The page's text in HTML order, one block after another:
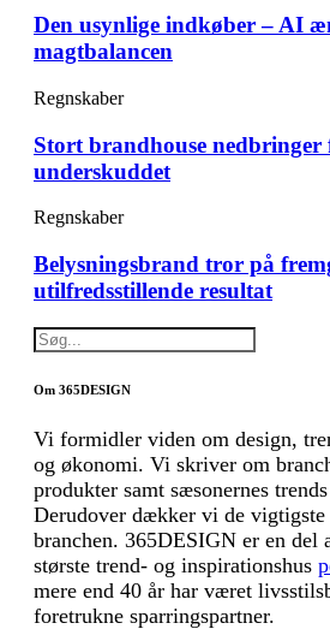
Den usynlige indkøber – AI
magtbalancen
Regnskaber
Stort brandhouse nedbringer
underskuddet
Regnskaber
Belysningsbrand tror på
utilfredsstillende resultat
Om 365DESIGN
Vi formidler viden om design,
og økonomi. Vi skriver om
produkter samt sæsonernes
Derudover dækker vi de vigtigste
branchen. 365DESIGN er en del
største trend- og inspirationshus
mere end 40 år har været
foretrukne sparringspartner.